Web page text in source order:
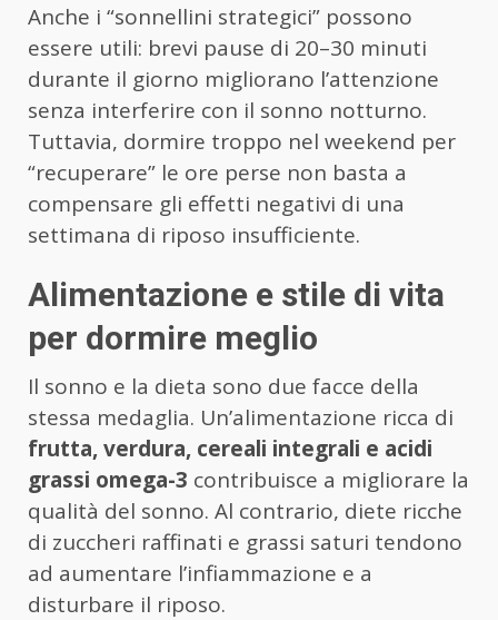
Anche i “sonnellini strategici” possono
essere utili: brevi pause di 20–30 minuti
durante il giorno migliorano l’attenzione
senza interferire con il sonno notturno.
Tuttavia, dormire troppo nel weekend per
“recuperare” le ore perse non basta a
compensare gli effetti negativi di una
settimana di riposo insufficiente.
Alimentazione e stile di vita
per dormire meglio
Il sonno e la dieta sono due facce della
stessa medaglia. Un’alimentazione ricca di
frutta, verdura, cereali integrali e acidi
grassi omega-3 contribuisce a migliorare la
qualità del sonno. Al contrario, diete ricche
di zuccheri raffinati e grassi saturi tendono
ad aumentare l’infiammazione e a
disturbare il riposo.